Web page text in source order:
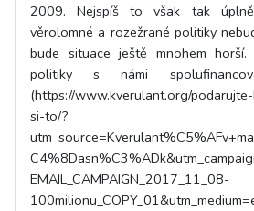
2009. Nejspíš to však tak
věrolomné a rozežrané politiky
bude situace ještě mnohem horší.
politiky s námi
(https://www.kverulant.org/
si-to/?
EMAIL_CAMPAIGN_2017_11_08-